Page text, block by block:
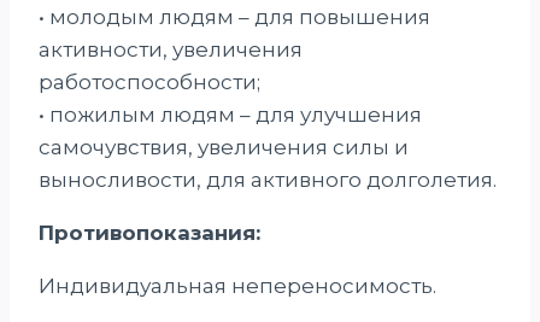
• молодым людям – для повышения
активности, увеличения
работоспособности;
• пожилым людям – для улучшения
самочувствия, увеличения силы и
выносливости, для активного долголетия.
Противопоказания:
Индивидуальная непереносимость.